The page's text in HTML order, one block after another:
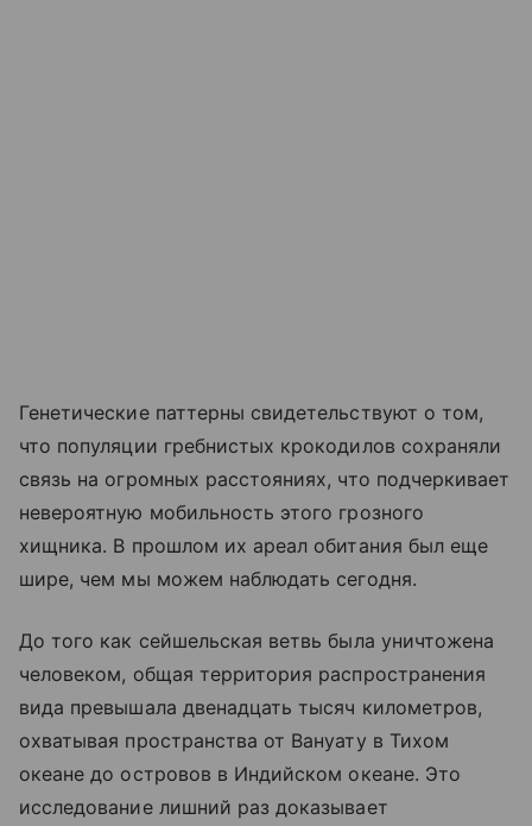
Генетические паттерны свидетельствуют о том,
что популяции гребнистых крокодилов сохраняли
связь на огромных расстояниях, что подчеркивает
невероятную мобильность этого грозного
хищника. В прошлом их ареал обитания был еще
шире, чем мы можем наблюдать сегодня.
До того как сейшельская ветвь была уничтожена
человеком, общая территория распространения
вида превышала двенадцать тысяч километров,
охватывая пространства от Вануату в Тихом
океане до островов в Индийском океане. Это
исследование лишний раз доказывает